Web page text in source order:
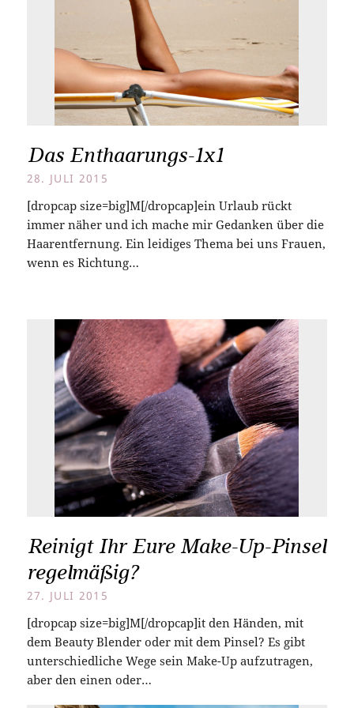
Das Enthaarungs-1x1
28. JULI 2015
[dropcap size=big]M[/dropcap]ein Urlaub rückt
immer näher und ich mache mir Gedanken über die
Haarentfernung. Ein leidiges Thema bei uns Frauen,
wenn es Richtung…
Reinigt Ihr Eure Make-Up-Pinsel
regelmäßig?
27. JULI 2015
[dropcap size=big]M[/dropcap]it den Händen, mit
dem Beauty Blender oder mit dem Pinsel? Es gibt
unterschiedliche Wege sein Make-Up aufzutragen,
aber den einen oder…